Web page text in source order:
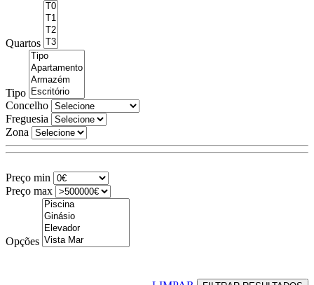
Quartos
Tipo
Concelho
Freguesia
Zona
Preço min
Preço max
Opções